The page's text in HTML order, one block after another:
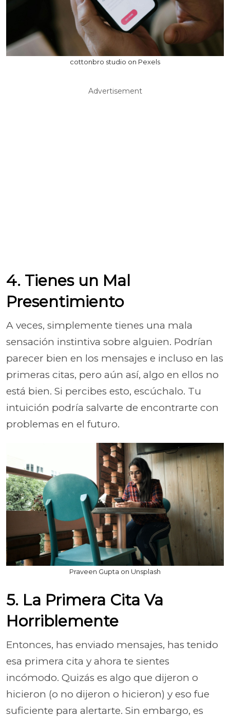
cottonbro studio on Pexels
Advertisement
4. Tienes un Mal
Presentimiento
A veces, simplemente tienes una mala
sensación instintiva sobre alguien. Podrían
parecer bien en los mensajes e incluso en las
primeras citas, pero aún así, algo en ellos no
está bien. Si percibes esto, escúchalo. Tu
intuición podría salvarte de encontrarte con
problemas en el futuro.
Praveen Gupta on Unsplash
5. La Primera Cita Va
Horriblemente
Entonces, has enviado mensajes, has tenido
esa primera cita y ahora te sientes
incómodo. Quizás es algo que dijeron o
hicieron (o no dijeron o hicieron) y eso fue
suficiente para alertarte. Sin embargo, es